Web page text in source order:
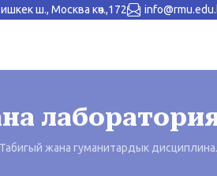
ш., Москва көч.,172
жана гуманитардык